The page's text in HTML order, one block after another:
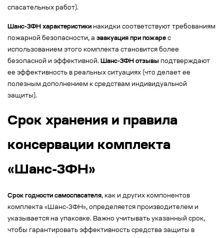
спасательных работ).
Шанс-3ФН характеристики накидки соответствуют требованиям
пожарной безопасности, а эвакуация при пожаре с
использованием этого комплекта становится более
безопасной и эффективной. Шанс-3ФН отзывы подтверждают
ее эффективность в реальных ситуациях (что делает ее
полезным дополнением к средствам индивидуальной
защиты).
Срок хранения и правила
консервации комплекта
«Шанс-3ФН»
Срок годности самоспасателя, как и других компонентов
комплекта «Шанс-3ФН», определяется производителем и
указывается на упаковке. Важно учитывать указанный срок,
чтобы гарантировать эффективность средства защиты в